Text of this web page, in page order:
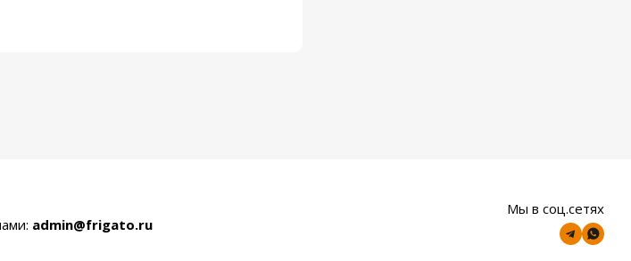
admin@frigato.ru
Мы в соц.сетях